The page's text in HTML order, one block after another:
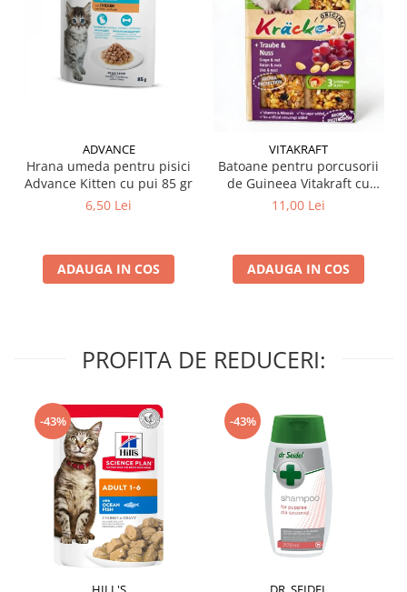
ADVANCE
Hrana umeda pentru pisici
Advance Kitten cu pui 85 gr
6,50 Lei
ADAUGA IN COS
VITAKRAFT
Batoane pentru porcusorii
de Guineea Vitakraft cu
struguri & nuci 2 buc
11,00 Lei
ADAUGA IN COS
PROFITA DE REDUCERI:
-43% -43%